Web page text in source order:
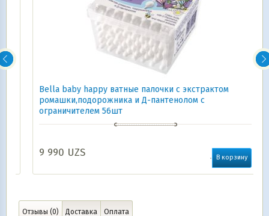
Bella baby happy ватные палочки с экстрактом
ромашки,подорожника и Д-пантенолом с
ограничителем 56шт
9 990UZS В корзину
Отзывы (0) Доставка Оплата